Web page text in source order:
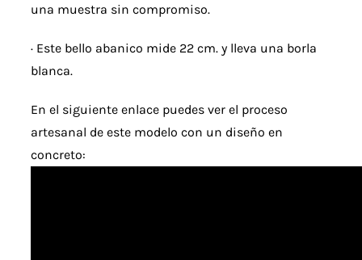
una muestra sin compromiso.
· Este bello abanico mide 22 cm. y lleva una borla
blanca.
En el siguiente enlace puedes ver el proceso
artesanal de este modelo con un diseño en
concreto: